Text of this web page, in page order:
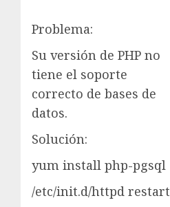
Problema:
Su versión de PHP no
tiene el soporte
correcto de bases de
datos.
Solución:
yum install php-pgsql
/etc/init.d/httpd restart